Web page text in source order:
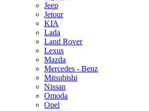
Jeep
Jetour
KIA
Lada
Land Rover
Lexus
Mazda
Mercedes - Benz
Mitsubishi
Nissan
Omoda
Opel